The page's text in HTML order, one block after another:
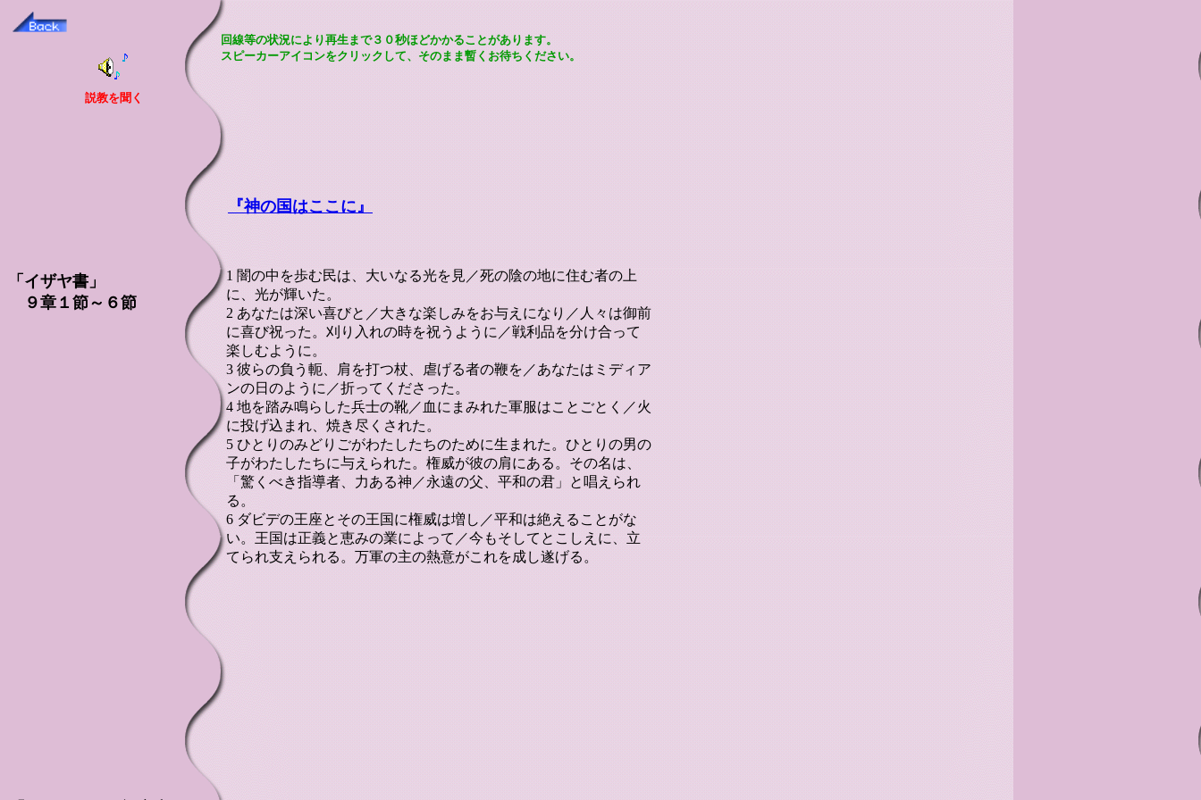
説教を聞く
「イザヤ書」
９章１節～６節
1 闇の中を歩む民は、大いなる光を見／死の陰の地に住む者の上
に、光が輝いた。
2 あなたは深い喜びと／大きな楽しみをお与えになり／人々は御前
に喜び祝った。刈り入れの時を祝うように／戦利品を分け合って
楽しむように。
3 彼らの負う軛、肩を打つ杖、虐げる者の鞭を／あなたはミディア
ンの日のように／折ってくださった。
4 地を踏み鳴らした兵士の靴／血にまみれた軍服はことごとく／火
に投げ込まれ、焼き尽くされた。
5 ひとりのみどりごがわたしたちのために生まれた。ひとりの男の
子がわたしたちに与えられた。権威が彼の肩にある。その名は、
「驚くべき指導者、力ある神／永遠の父、平和の君」と唱えられ
る。
6 ダビデの王座とその王国に権威は増し／平和は絶えることがな
い。王国は正義と恵みの業によって／今もそしてとこしえに、立
てられ支えられる。万軍の主の熱意がこれを成し遂げる。
回線等の状況により再生まで３０秒ほどかかることがあります。
スピーカーアイコンをクリックして、そのまま暫くお待ちください。
『神の国はここに』